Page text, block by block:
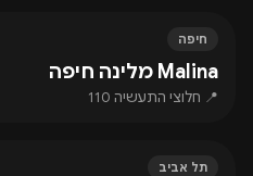
חיפה
Malina מלינה חיפה
📍 חלוצי התעשיה 110
תל אביב